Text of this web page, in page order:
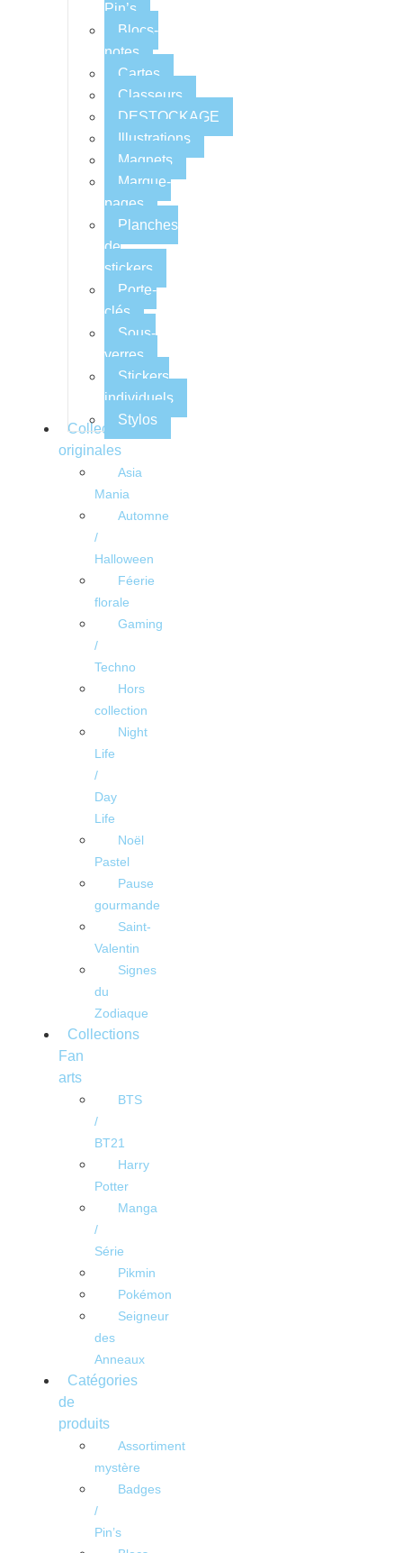
Pin’s
Blocs-
notes
Cartes
Classeurs
DESTOCKAGE
Illustrations
Magnets
Marque-
pages
Planches
de
stickers
Porte-
clés
Sous-
verres
Stickers
individuels
Stylos
Collections
originales
Asia
Mania
Automne
/
Halloween
Féerie
florale
Gaming
/
Techno
Hors
collection
Night
Life
/
Day
Life
Noël
Pastel
Pause
gourmande
Saint-
Valentin
Signes
du
Zodiaque
Collections
Fan
arts
BTS
/
BT21
Harry
Potter
Manga
/
Série
Pikmin
Pokémon
Seigneur
des
Anneaux
Catégories
de
produits
Assortiment
mystère
Badges
/
Pin’s